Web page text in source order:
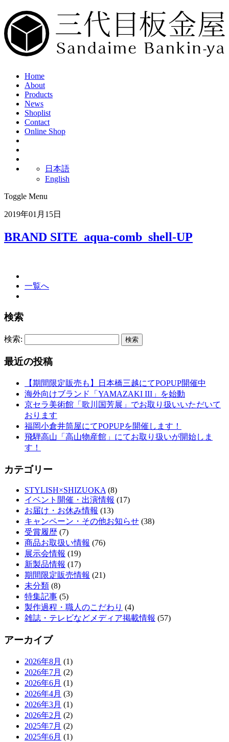
Home
About
Products
News
Shoplist
Contact
Online Shop
日本語
English
Toggle Menu
2019年01月15日
BRAND SITE_aqua-comb_shell-UP
一覧へ
検索
検索:
最近の投稿
【期間限定販売も】日本橋三越にてPOPUP開催中
海外向けブランド「YAMAZAKI III」を始動
京セラ美術館「歌川国芳展」でお取り扱いいただいて
おります
福岡小倉井筒屋にてPOPUPを開催します！
飛騨高山「高山物産館」にてお取り扱いが開始しま
す！
カテゴリー
STYLISH×SHIZUOKA (8)
イベント開催・出演情報 (17)
お届け・お休み情報 (13)
キャンペーン・その他お知らせ (38)
受賞履歴 (7)
商品お取扱い情報 (76)
展示会情報 (19)
新製品情報 (17)
期間限定販売情報 (21)
未分類 (8)
特集記事 (5)
製作過程・職人のこだわり (4)
雑誌・テレビなどメディア掲載情報 (57)
アーカイブ
2026年8月 (1)
2026年7月 (2)
2026年6月 (1)
2026年4月 (3)
2026年3月 (1)
2026年2月 (2)
2025年7月 (2)
2025年6月 (1)